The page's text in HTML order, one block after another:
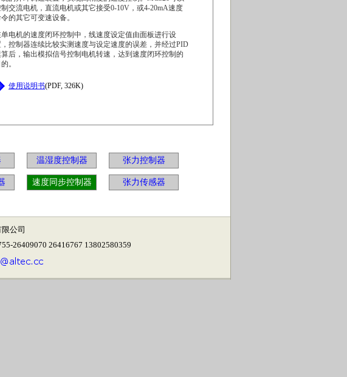
交流电机，直流电机或其它接受0-10V，或4-20mA速度
的其它可变速设备。
电机的速度闭环控制中，线速度设定值由面板进行设
控制器连续比较实测速度与设定速度的误差，并经过PID
后，输出模拟信号控制电机转速，达到速度闭环控制的
。
使用说明书(PDF, 326K)
温湿度控制器 张力控制器
速度同步控制器 张力传感器
公司
26409070 26416767 13802580359